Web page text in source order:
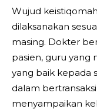
Wujud
dilaksanakan
masing. Dokter
pasien, guru yang
yang baik kepada
dalam
menyampaikan